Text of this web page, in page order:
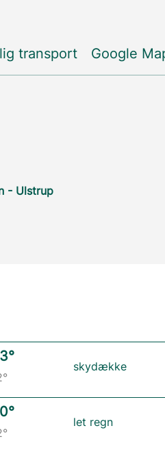
transport Google
- Ulstrup
skydække
let regn